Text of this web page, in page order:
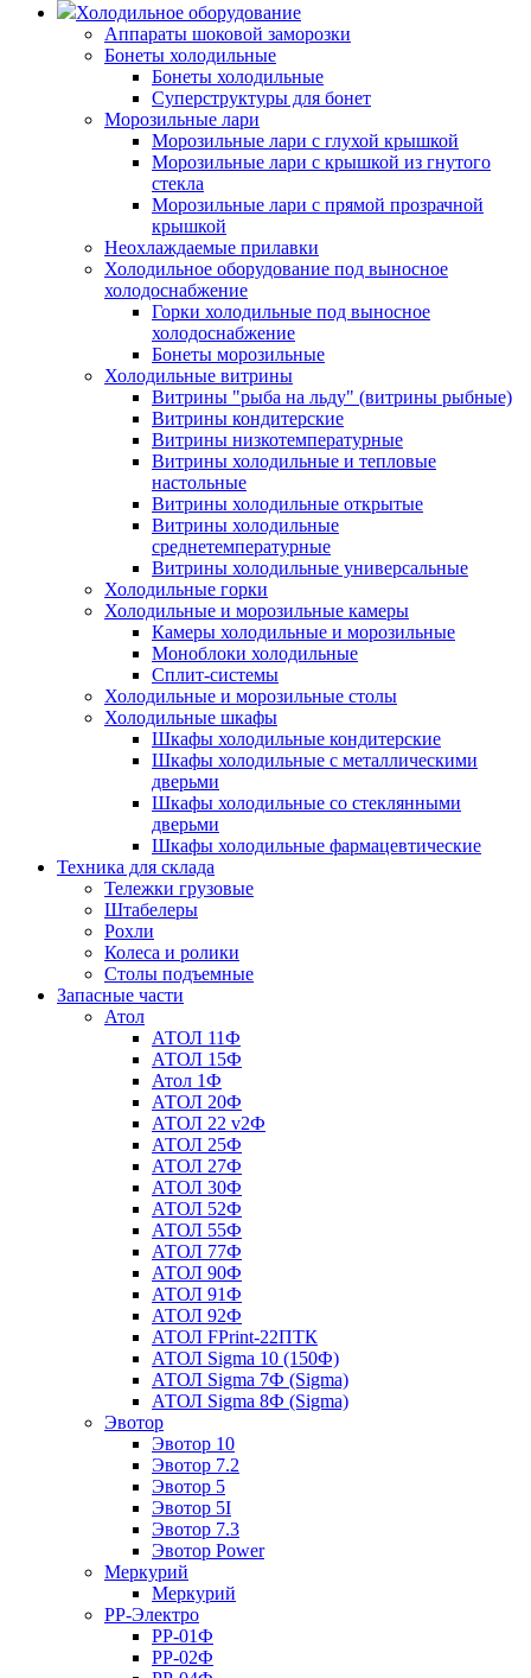
Холодильное оборудование
Аппараты шоковой заморозки
Бонеты холодильные
Бонеты холодильные
Суперструктуры для бонет
Морозильные лари
Морозильные лари с глухой крышкой
Морозильные лари с крышкой из гнутого
стекла
Морозильные лари с прямой прозрачной
крышкой
Неохлаждаемые прилавки
Холодильное оборудование под выносное
холодоснабжение
Горки холодильные под выносное
холодоснабжение
Бонеты морозильные
Холодильные витрины
Витрины "рыба на льду" (витрины рыбные)
Витрины кондитерские
Витрины низкотемпературные
Витрины холодильные и тепловые
настольные
Витрины холодильные открытые
Витрины холодильные
среднетемпературные
Витрины холодильные универсальные
Холодильные горки
Холодильные и морозильные камеры
Камеры холодильные и морозильные
Моноблоки холодильные
Сплит-системы
Холодильные и морозильные столы
Холодильные шкафы
Шкафы холодильные кондитерские
Шкафы холодильные с металлическими
дверьми
Шкафы холодильные со стеклянными
дверьми
Шкафы холодильные фармацевтические
Техника для склада
Тележки грузовые
Штабелеры
Рохли
Колеса и ролики
Столы подъемные
Запасные части
Атол
АТОЛ 11Ф
АТОЛ 15Ф
Атол 1Ф
АТОЛ 20Ф
АТОЛ 22 v2Ф
АТОЛ 25Ф
АТОЛ 27Ф
АТОЛ 30Ф
АТОЛ 52Ф
АТОЛ 55Ф
АТОЛ 77Ф
АТОЛ 90Ф
АТОЛ 91Ф
АТОЛ 92Ф
АТОЛ FPrint-22ПТК
АТОЛ Sigma 10 (150Ф)
АТОЛ Sigma 7Ф (Sigma)
АТОЛ Sigma 8Ф (Sigma)
Эвотор
Эвотор 10
Эвотор 7.2
Эвотор 5
Эвотор 5I
Эвотор 7.3
Эвотор Power
Меркурий
Меркурий
РР-Электро
РР-01Ф
РР-02Ф